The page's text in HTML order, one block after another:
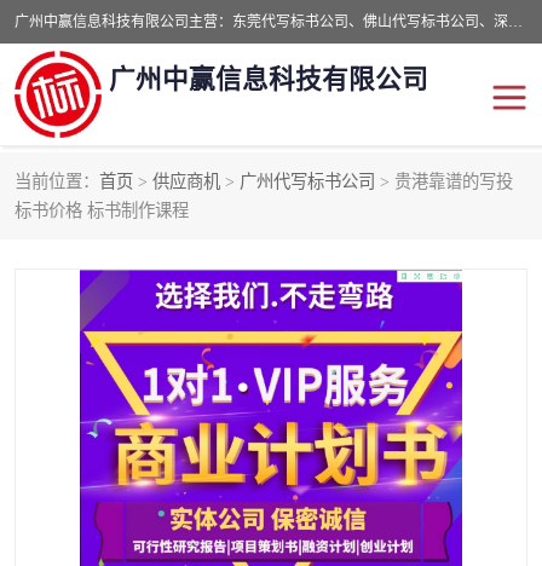
广州中赢信息科技有限公司主营：东莞代写标书公司、佛山代写标书公司、深圳代写标书公司等,食品类标书、工程类类标书,经验丰富的标书制作团队,24小时加急服务,多对一服务。
广州中赢信息科技有限公司
当前位置： 首页 > 供应商机 > 广州代写标书公司 > 贵港靠谱的写投
标书价格 标书制作课程
东莞代写标书公司
深圳代写标书公司 广州代写标书公司